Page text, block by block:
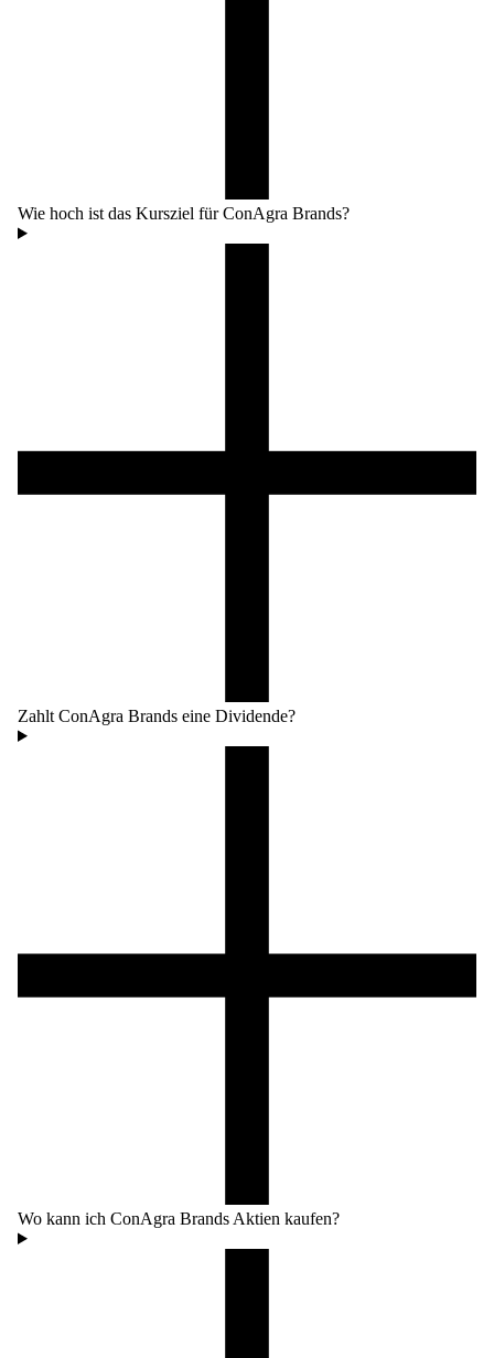
Wie hoch ist das Kursziel für ConAgra Brands?
Zahlt ConAgra Brands eine Dividende?
Wo kann ich ConAgra Brands Aktien kaufen?